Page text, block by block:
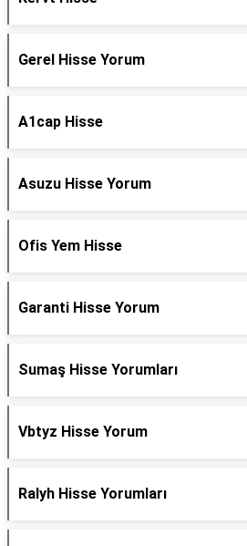
Gerel Hisse Yorum
A1cap Hisse
Asuzu Hisse Yorum
Ofis Yem Hisse
Garanti Hisse Yorum
Sumaş Hisse Yorumları
Vbtyz Hisse Yorum
Ralyh Hisse Yorumları